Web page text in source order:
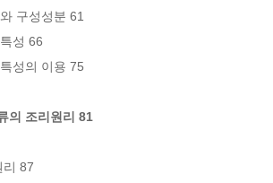
구성성분 61
성 66
성의 이용 75
의 조리원리 81
리 87